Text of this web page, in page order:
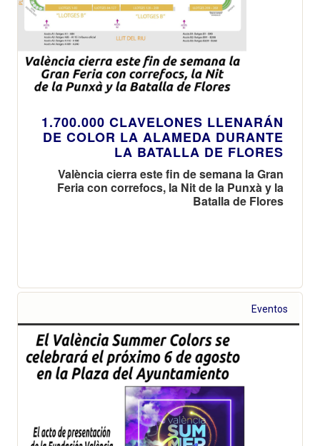
1.700.000 CLAVELONES LLENARÁN
DE COLOR LA ALAMEDA DURANTE
LA BATALLA DE FLORES
València cierra este fin de semana la Gran
Feria con correfocs, la Nit de la Punxà y la
Batalla de Flores
Eventos